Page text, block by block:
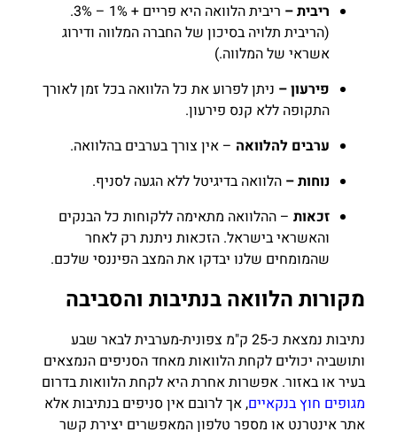
ריבית –
ריבית הלוואה היא פריים + 1% – 3%.
(הריבית תלויה בסיכון של החברה המלווה ודירוג
אשראי של המלווה.)
פירעון– ניתן לפרוע את כל הלוואה בכל זמן לאורך
התקופה ללא קנס פירעון.
ערבים להלוואה – אין צורך בערבים בהלוואה.
נוחות – הלוואה בדיגיטל ללא הגעה לסניף.
זכאות – ההלוואה מתאימה ללקוחות כל הבנקים
והאשראי בישראל. הזכאות ניתנת רק לאחר
שהמומחים שלנו יבדקו את המצב הפיננסי שלכם.
מקורות הלוואה בנתיבות והסביבה
נתיבות נמצאת כ-25 ק"מ צפונית-מערבית לבאר שבע
ותושביה יכולים לקחת הלוואות מאחד הסניפים הנמצאים
בעיר או באזור. אפשרות אחרת היא לקחתהלוואות בדרום
מגופים חוץ בנקאיים, אך לרובם אין סניפים בנתיבות אלא
אתר אינטרנט או מספר טלפון המאפשרים יצירת קשר